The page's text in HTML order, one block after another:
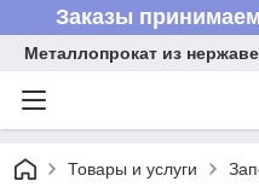
Заказы
Металлопрокат из
Товары и услуги